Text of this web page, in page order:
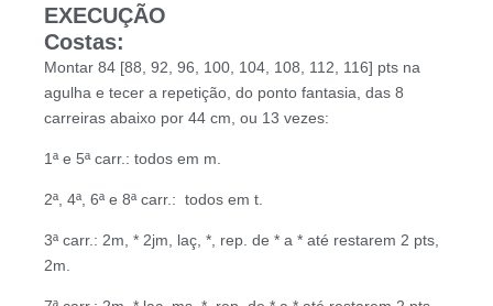
EXECUÇÃO
Costas:
Montar 84 [88, 92, 96, 100, 104, 108, 112, 116] pts na
agulha e tecer a repetição, do ponto fantasia, das 8
carreiras abaixo por 44 cm, ou 13 vezes:
1ª e 5ª carr.: todos em m.
2ª, 4ª, 6ª e 8ª carr.: todos em t.
3ª carr.: 2m, * 2jm, laç, *, rep. de * a * até restarem 2 pts,
2m.